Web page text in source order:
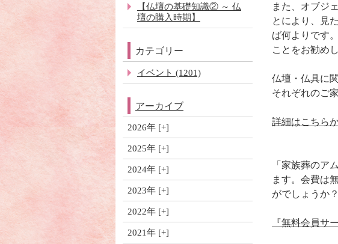
また、オブジ
とにより、見
ば何よりです
ことをお勧め
仏壇・仏具に
それぞれのご
詳細はこちら
「家族葬のア
ます。会費は
がでしょうか？
『無料会員サ
【仏壇の基礎知識② ～ 仏
壇の購入時期】
カテゴリー
イベント (1201)
アーカイブ
2026年
2025年
2024年
2023年
2022年
2021年